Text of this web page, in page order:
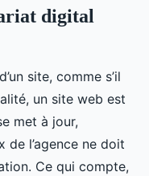
digital
site, comme s’il
un site web est
met à jour,
de l’agence ne doit
Ce qui compte,